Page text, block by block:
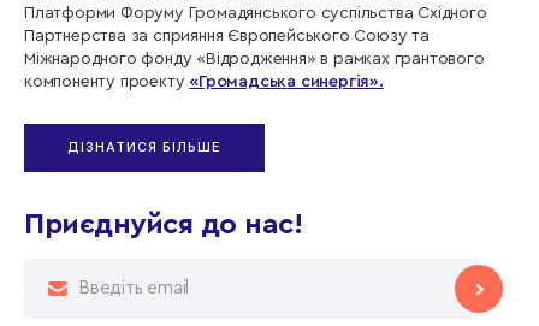
Платформи Форуму Громадянського суспільства Східного
Партнерства за сприяння Європейського Союзу та
Міжнародного фонду «Відродження» в рамках грантового
компоненту проекту «Громадська синергія».
ДІЗНАТИСЯ БІЛЬШЕ
Приєднуйся до нас!